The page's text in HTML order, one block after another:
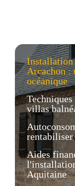
Installation
Arcachon :
océanique
villas
rentabiliser
Aides
Aquitaine